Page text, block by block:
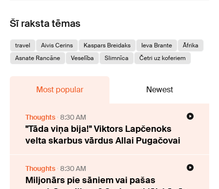
Šī raksta tēmas
travel Aivis Cerins Kaspars Breidaks Ieva Brante
Āfrika
Asnate Rancāne
Veselība Slimnīca Četri uz koferiem
Most popular Newest
Thoughts 8:30 AM
"Tāda viņa bija!" Viktors Lapčenoks
velta skarbus vārdus Allai Pugačovai
Thoughts 8:30 AM
Miljonārs pie sāniem vai pašas